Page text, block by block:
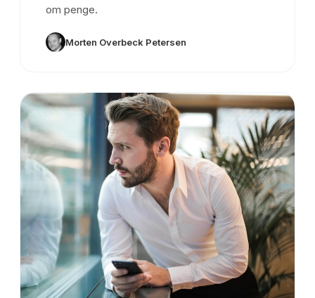
om penge.
Morten Overbeck Petersen